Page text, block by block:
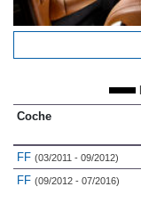
Coche
FF (03/2011 - 09/2012)
FF (09/2012 - 07/2016)